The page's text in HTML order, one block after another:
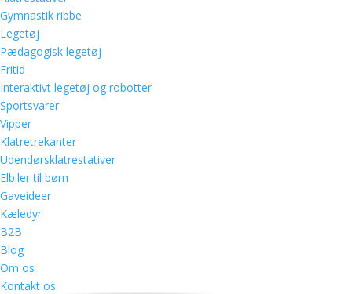
Gymnastik ribbe
Legetøj
Pædagogisk legetøj
Fritid
Interaktivt legetøj og robotter
Sportsvarer
Vipper
Klatretrekanter
Udendørsklatrestativer
Elbiler til børn
Gaveideer
Kæledyr
B2B
Blog
Om os
Kontakt os